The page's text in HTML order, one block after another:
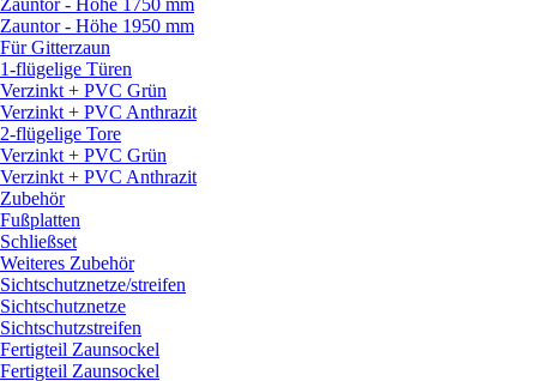
Zauntor - Höhe 1750 mm
Zauntor - Höhe 1950 mm
Für Gitterzaun
1-flügelige Türen
Verzinkt + PVC Grün
Verzinkt + PVC Anthrazit
2-flügelige Tore
Verzinkt + PVC Grün
Verzinkt + PVC Anthrazit
Zubehör
Fußplatten
Schließset
Weiteres Zubehör
Sichtschutznetze/streifen
Sichtschutznetze
Sichtschutzstreifen
Fertigteil Zaunsockel
Fertigteil Zaunsockel